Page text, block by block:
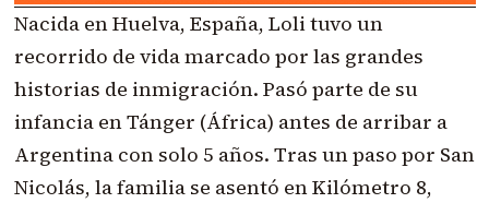
Nacida en Huelva, España, Loli tuvo un
recorrido de vida marcado por las grandes
historias de inmigración. Pasó parte de su
infancia en Tánger (África) antes de arribar a
Argentina con solo 5 años. Tras un paso por San
Nicolás, la familia se asentó en Kilómetro 8,